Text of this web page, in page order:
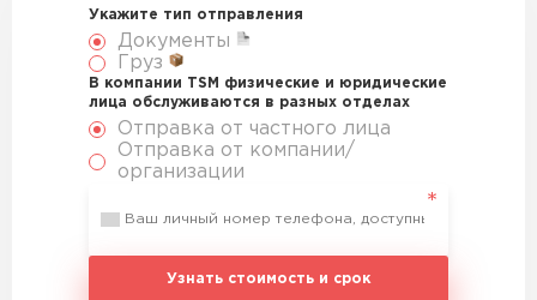
Укажите тип отправления
Документы
Груз
В компании TSM физические и юридические
лица обслуживаются в разных отделах
Отправка от частного лица
Отправка от компании/
организации
Узнать стоимость и срок